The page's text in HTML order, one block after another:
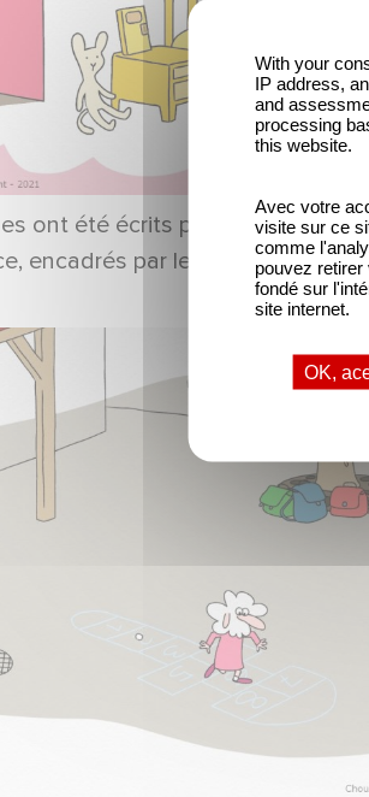
ont été écrits par les
encadrés par le cabinet de
With your
IP address,
and
processing
this website.
Avec votre
visite sur ce
comme
pouvez
fondé sur
site internet.
OK,